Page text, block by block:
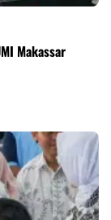
Makassar